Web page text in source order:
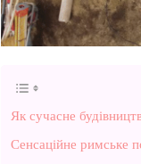
Як сучасне
Сенсаційне римське